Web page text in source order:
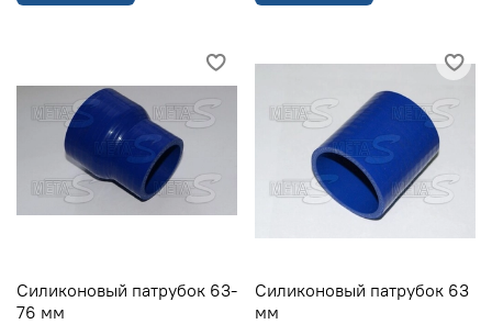
Силиконовый патрубок 63-
76 мм
Силиконовый патрубок 63
мм